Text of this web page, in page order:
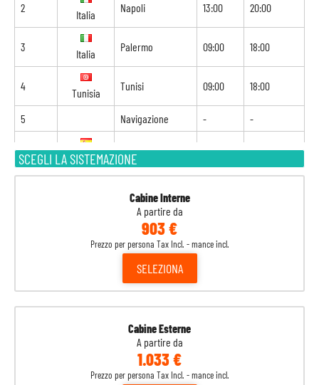
SCEGLI LA SISTEMAZIONE
Cabine Interne
A partire da
903 €
Prezzo per persona Tax Incl. - mance incl.
SELEZIONA
Cabine Esterne
A partire da
1.033 €
Prezzo per persona Tax Incl. - mance incl.
2
Italia
Napoli 13:00 20:00
3
Italia
Palermo 09:00 18:00
4
Tunisia
Tunisi 09:00 18:00
5 Navigazione - -
6
Spagna
Barcellona 08:00 18:00
Marsiglia
Genova